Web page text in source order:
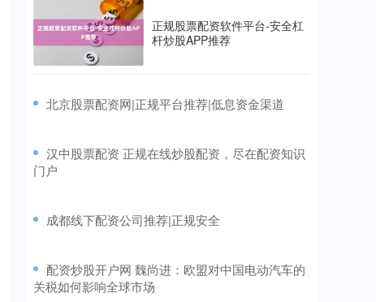
正规股票配资软件平台-安全杠
杆炒股APP推荐
​北京股票配资网|正规平台推荐|低息资金渠道
​汉中股票配资 正规在线炒股配资，尽在配资知识
门户
​成都线下配资公司推荐|正规安全
​配资炒股开户网 魏尚进：欧盟对中国电动汽车的
关税如何影响全球市场